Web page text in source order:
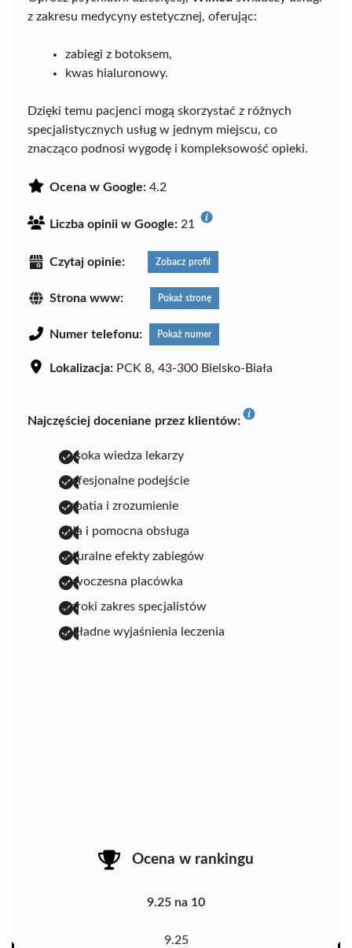
z zakresu medycyny estetycznej, oferując:
zabiegi z botoksem,
kwas hialuronowy.
Dzięki temu pacjenci mogą skorzystać z różnych
specjalistycznych usług w jednym miejscu, co
znacząco podnosi wygodę i kompleksowość opieki.
Ocena w Google: 4.2
Liczba opinii w Google: 21
Czytaj opinie: Zobacz profil
Strona www: Pokaż stronę
Numer telefonu: Pokaż numer
Lokalizacja: PCK 8, 43-300 Bielsko-Biała
Najczęściej doceniane przez klientów:
wysoka wiedza lekarzy
profesjonalne podejście
empatia i zrozumienie
miła i pomocna obsługa
naturalne efekty zabiegów
nowoczesna placówka
szeroki zakres specjalistów
dokładne wyjaśnienia leczenia
Ocena w rankingu
9.25 na 10
9.25